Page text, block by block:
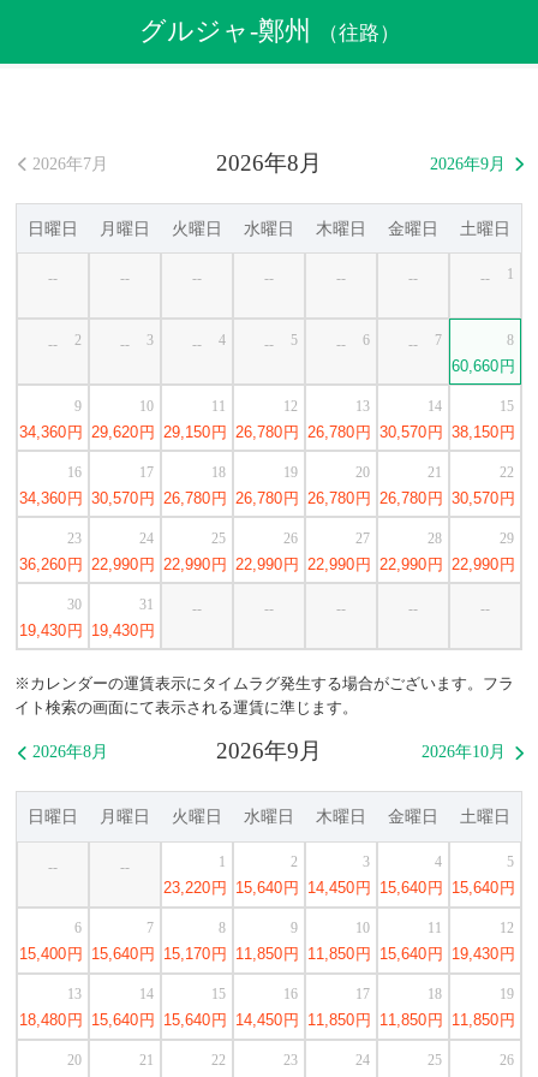
中国格安航空券
グルジャ発鄭州行き格安航空券
グルジャ-鄭州 （往路）
2026年8月
 2026年7月 2026年9月 
日曜日 月曜日 火曜日 水曜日 木曜日 金曜日 土曜日
-- -- -- -- -- -- -- 1
-- 2 -- 3 -- 4 -- 5 -- 6 -- 7
60,660 円
8
34,360円
9
29,620円
10
29,150円
11
26,780円
12
26,780円
13
30,570円
14
38,150円
15
34,360円
16
30,570円
17
26,780円
18
26,780円
19
26,780円
20
26,780円
21
30,570円
22
36,260円
23
22,990円
24
22,990円
25
22,990円
26
22,990円
27
22,990円
28
22,990円
29
19,430円
30
19,430円
31 -- -- -- -- --
※カレンダーの運賃表示にタイムラグ発生する場合がございます。フラ
イト検索の画面にて表示される運賃に準じます。
2026年9月
 2026年8月 2026年10月 
日曜日 月曜日 火曜日 水曜日 木曜日 金曜日 土曜日
-- --
23,220 円
1
15,640 円
2
14,450 円
3
15,640 円
4
15,640 円
5
15,400 円
6
15,640 円
7
15,170 円
8
11,850 円
9
11,850 円
10
15,640 円
11
19,430 円
12
18,480 円
13
15,640 円
14
15,640 円
15
14,450 円
16
11,850 円
17
11,850 円
18
11,850 円
19
20 21 22 23 24 25 26